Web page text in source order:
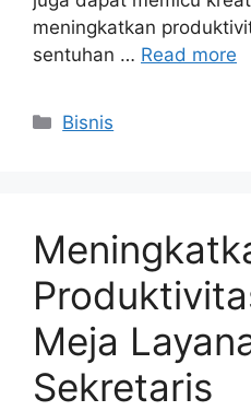
meningkatkan
sentuhan … Read more
Categories
Bisnis
Meja
Sekretaris